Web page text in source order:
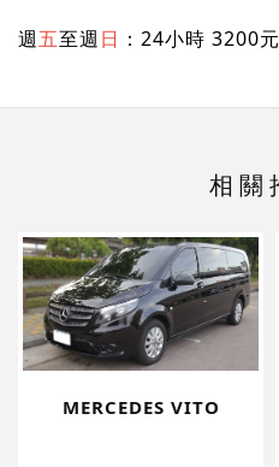
週五至週 日 ：24小時 3200元
MERCEDES VITO